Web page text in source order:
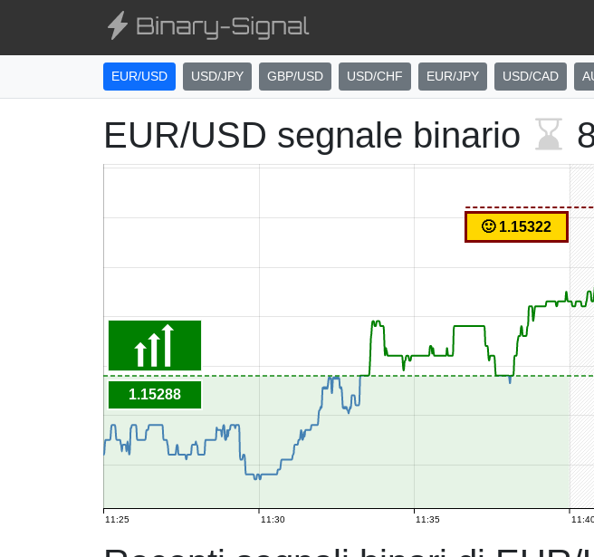
EUR/USD USD/JPY GBP/USD USD/CHF EUR/JPY USD/CAD
EUR/USD segnale binario
11:25 11:30 11:35
1.15288
🙂 1.15322